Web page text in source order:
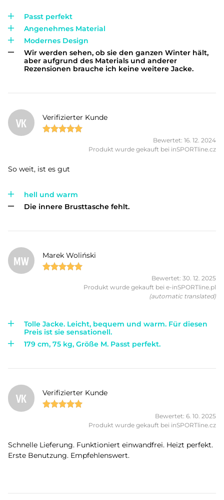
Passt perfekt
Angenehmes Material
Modernes Design
Wir werden sehen, ob sie den ganzen Winter hält,
aber aufgrund des Materials und anderer
Rezensionen brauche ich keine weitere Jacke.
VK Verifizierter Kunde
Bewertet: 16. 12. 2024
Produkt wurde gekauft bei inSPORTline.cz
So weit, ist es gut
hell und warm
Die innere Brusttasche fehlt.
MW Marek Woliński
Bewertet: 30. 12. 2025
Produkt wurde gekauft bei e-inSPORTline.pl
(automatic translated)
Tolle Jacke. Leicht, bequem und warm. Für diesen
Preis ist sie sensationell.
179 cm, 75 kg, Größe M. Passt perfekt.
VK Verifizierter Kunde
Bewertet: 6. 10. 2025
Produkt wurde gekauft bei inSPORTline.cz
Schnelle Lieferung. Funktioniert einwandfrei. Heizt perfekt.
Erste Benutzung. Empfehlenswert.